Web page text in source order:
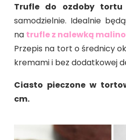
Trufle do ozdoby tortu
samodzielnie. Idealnie
na trufle z nalewką
Przepis na tort o średnicy
kremami i bez dodatkowej
Ciasto pieczone w
cm.